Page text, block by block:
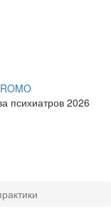
психиатров 2026